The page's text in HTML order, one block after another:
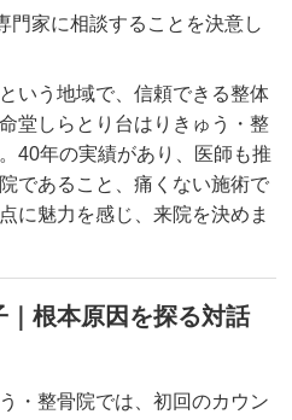
門家に相談することを決意し
いう地域で、信頼できる整体
堂しらとり台はりきゅう・整
40年の実績があり、医師も推
であること、痛くない施術で
に魅力を感じ、来院を決めま
根本原因を探る対話
・整骨院では、初回のカウン